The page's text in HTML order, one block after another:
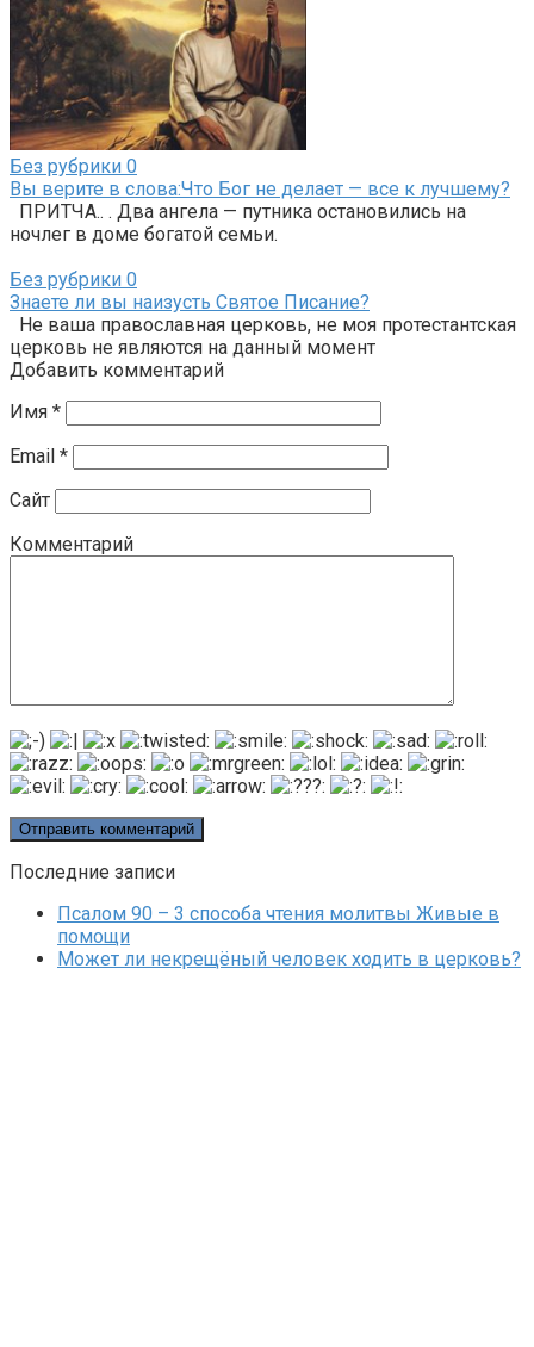
Без рубрики 0
Вы верите в слова:Что Бог не делает — все к лучшему?
ПРИТЧА.. . Два ангела — путника остановились на
ночлег в доме богатой семьи.
Без рубрики 0
Знаете ли вы наизусть Святое Писание?
Не ваша православная церковь, не моя протестантская
церковь не являются на данный момент
Добавить комментарий
Имя *
Email *
Сайт
Комментарий
Последние записи
Псалом 90 – 3 способа чтения молитвы Живые в
помощи
Может ли некрещёный человек ходить в церковь?